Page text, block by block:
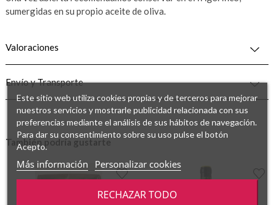
sumergidas en su propio aceite de oliva.
Valoraciones
Envío y Transporte
También podría gustarte
Este sitio web utiliza cookies propias y de terceros para mejorar
nuestros servicios y mostrarle publicidad relacionada con sus
preferencias mediante el análisis de sus hábitos de navegación.
Para dar su consentimiento sobre su uso pulse el botón
Acepto.
Más información Personalizar cookies
RECHAZAR TODO